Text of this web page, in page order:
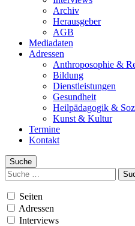
Archiv
Herausgeber
AGB
Mediadaten
Adressen
Anthroposophie &
Bildung
Dienstleistungen
Gesundheit
Heilpädagogik &
Kunst & Kultur
Termine
Kontakt
Suche
Suchen
nach:
Seiten
Adressen
Interviews